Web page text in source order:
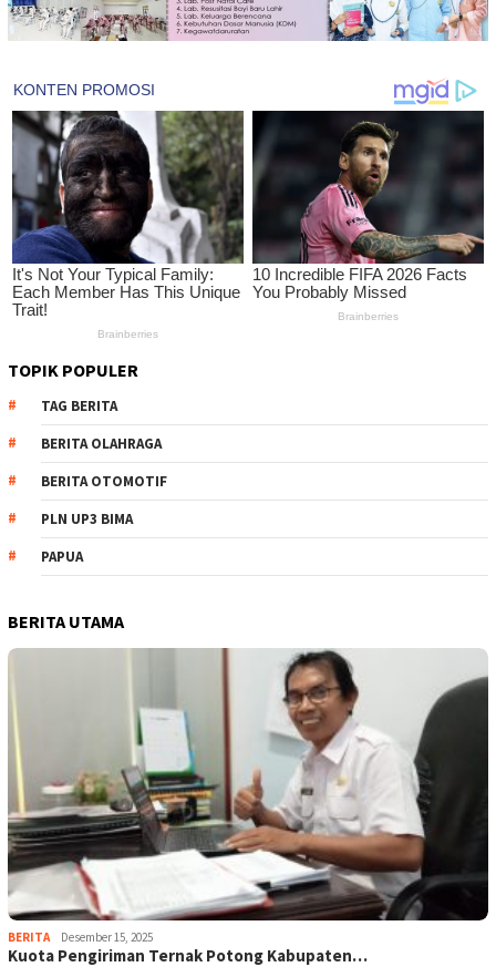
TOPIK POPULER
TAG BERITA
BERITA OLAHRAGA
BERITA OTOMOTIF
PLN UP3 BIMA
PAPUA
BERITA UTAMA
BERITA Desember 15, 2025
Kuota Pengiriman Ternak Potong Kabupaten…